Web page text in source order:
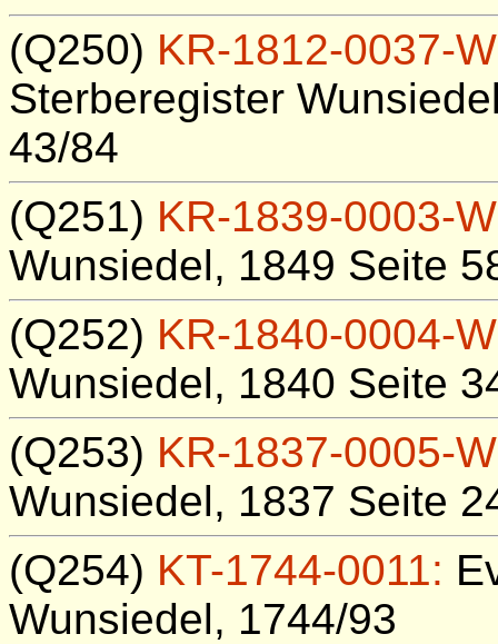
(Q250) KR-1812-0037-
Sterberegister
43/84
(Q251) KR-1839-0003-
Wunsiedel, 1849 Seite
(Q252) KR-1840-0004-
Wunsiedel, 1840 Seite
(Q253) KR-1837-0005-
Wunsiedel, 1837 Seite
(Q254) KT-1744-0011:
Wunsiedel, 1744/93